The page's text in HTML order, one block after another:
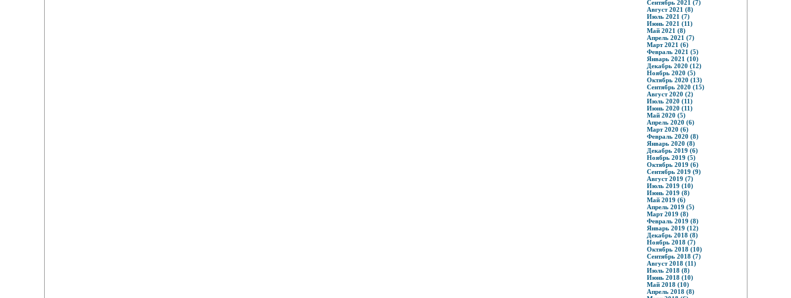
Сентябрь 2021 (7)
Август 2021 (8)
Июль 2021 (7)
Июнь 2021 (11)
Май 2021 (8)
Апрель 2021 (7)
Март 2021 (6)
Февраль 2021 (5)
Январь 2021 (10)
Декабрь 2020 (12)
Ноябрь 2020 (5)
Октябрь 2020 (13)
Сентябрь 2020 (15)
Август 2020 (2)
Июль 2020 (11)
Июнь 2020 (11)
Май 2020 (5)
Апрель 2020 (6)
Март 2020 (6)
Февраль 2020 (8)
Январь 2020 (8)
Декабрь 2019 (6)
Ноябрь 2019 (5)
Октябрь 2019 (6)
Сентябрь 2019 (9)
Август 2019 (7)
Июль 2019 (10)
Июнь 2019 (8)
Май 2019 (6)
Апрель 2019 (5)
Март 2019 (8)
Февраль 2019 (8)
Январь 2019 (12)
Декабрь 2018 (8)
Ноябрь 2018 (7)
Октябрь 2018 (10)
Сентябрь 2018 (7)
Август 2018 (11)
Июль 2018 (8)
Июнь 2018 (10)
Май 2018 (10)
Апрель 2018 (8)